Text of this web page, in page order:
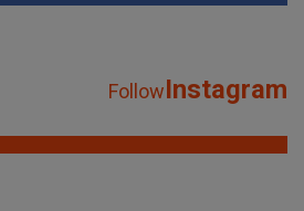
FollowInstagram